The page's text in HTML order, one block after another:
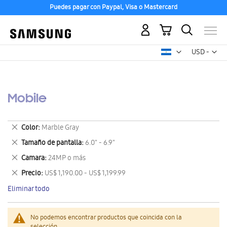
Puedes pagar con Paypal, Visa o Mastercard
USD -
dólar
Mi carrito
Mobile
No podemos encontrar productos que coincida con la
Color Marble Gray
Eliminar
este
artículo
Tamaño de pantalla 6.0" - 6.9"
Eliminar
este
artículo
Camara 24MP o más
Eliminar
este
artículo
Precio US$ 1,190.00 - US$ 1,199.99
Eliminar
este
artículo
Eliminar todo